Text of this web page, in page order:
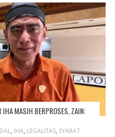
MASIH BERPROSES, ZAIN:
, IHA, LEGALITAS, SYARAT